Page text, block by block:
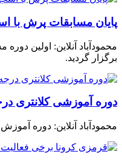
پایان مسابقات پرش با
برگزار گردید.
دوره آموزشی کلانتری
محمودآباد آنلاین: دوره آموزش کلانتری درجه ۳ پرش با اسب ویژه استانهای مازندران ، گیلان،